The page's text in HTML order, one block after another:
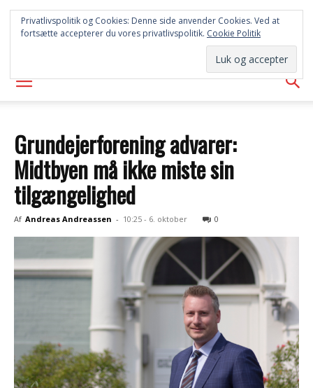
SYD
AVISEN
Grundejerforening advarer:
Midtbyen må ikke miste sin
tilgængelighed
Af Andreas Andreassen - 10:25 - 6. oktober 0
Privatlivspolitik og Cookies: Denne side anvender Cookies. Ved at
fortsætte accepterer du vores privatlivspolitik. Cookie Politik